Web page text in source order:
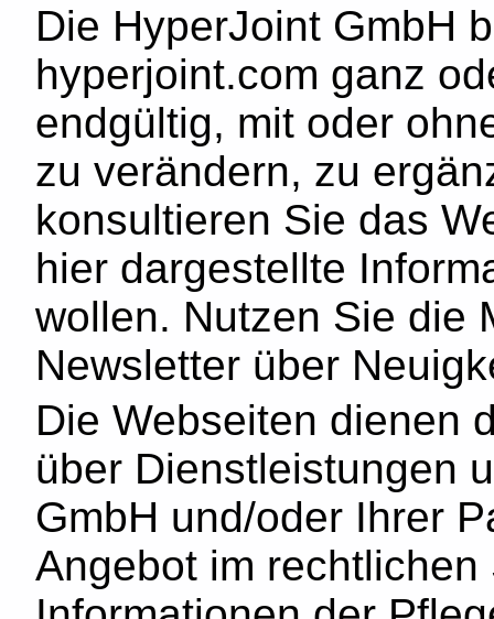
Die HyperJoint GmbH
hyperjoint.com ganz
endgültig, mit oder
zu verändern, zu
konsultieren Sie das
hier dargestellte
wollen. Nutzen Sie die
Newsletter über
Die Webseiten dienen
über Dienstleistungen
GmbH und/oder Ihrer
Angebot im